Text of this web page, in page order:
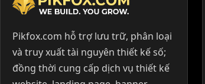
Pikfox.com hỗ trợ lưu trữ, phân loại
và truy xuất tài nguyên thiết kế số;
đồng thời cung cấp dịch vụ thiết kế